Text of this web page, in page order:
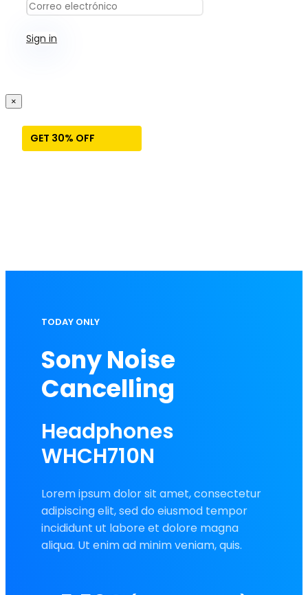
Sign in
×
GET 30% OFF
TODAY ONLY
Sony Noise
Cancelling
Headphones
WHCH710N
Lorem ipsum dolor sit amet, consectetur
adipiscing elit, sed do eiusmod tempor
incididunt ut labore et dolore magna
aliqua. Ut enim ad minim veniam, quis.